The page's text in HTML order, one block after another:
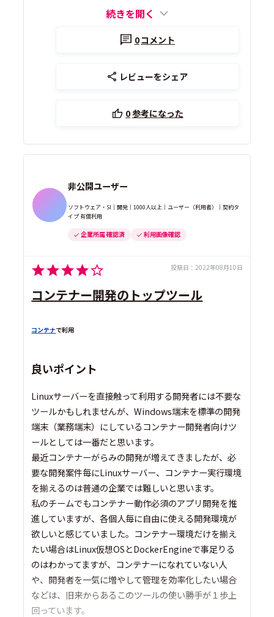
続きを開く
0コメント
レビューをシェア
0参考になった
非公開ユーザー
ソフトウェア・SI｜開発｜1000人以上｜ユーザー（利用者）｜契約タ
イプ 有償利用
企業所属 確認済 利用画像確認
投稿日： 2022年08月10日
コンテナー開発のトップツール
コンテナで利用
良いポイント
Linuxサーバーを直接触って利用する開発者には不要な
ツールかもしれませんが、Windows端末を標準の開発
端末（業務端末）にしているコンテナー開発者向けツ
ールとしては一番だと思います。
最近コンテナーがらみの開発が増えてきましたが、必
要な開発案件毎にLinuxサーバー、コンテナー実行環境
を揃えるのは普通の企業では難しいと思います。
私のチームでもコンテナー動作必須のアプリ開発を推
進していますが、各個人毎に自由に使える開発環境が
欲しいと感じていました。コンテナー環境だけを揃え
たい場合はLinux仮想OSとDockerEngineで事足りる
のはわかってますが、コンテナーになれていない人
や、開発者を一気に増やして管理を効率化したい場合
などは、旧来からあるこのツールの使い勝手が１歩上
回っています。